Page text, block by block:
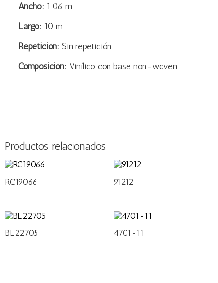
Ancho: 1.06 m
Largo: 10 m
Repetición: Sin repetición
Composición: Vinílico con base non-woven
Productos relacionados
RC19066 91212
BL22705 4701-11